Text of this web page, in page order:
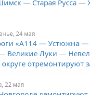
— Старая Русса —
24 мая
«А114 — Устюжна
Великие Луки —
округе отремонтируют
22 мая